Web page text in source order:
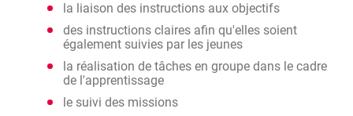
la liaison des instructions aux objectifs
des instructions claires afin qu'elles soient
également suivies par les jeunes
la réalisation de tâches en groupe dans le cadre
de l'apprentissage
le suivi des missions